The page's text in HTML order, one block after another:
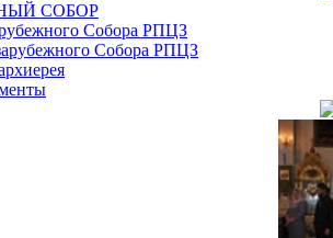
СОБОР
Собора РПЦЗ
Собора РПЦЗ